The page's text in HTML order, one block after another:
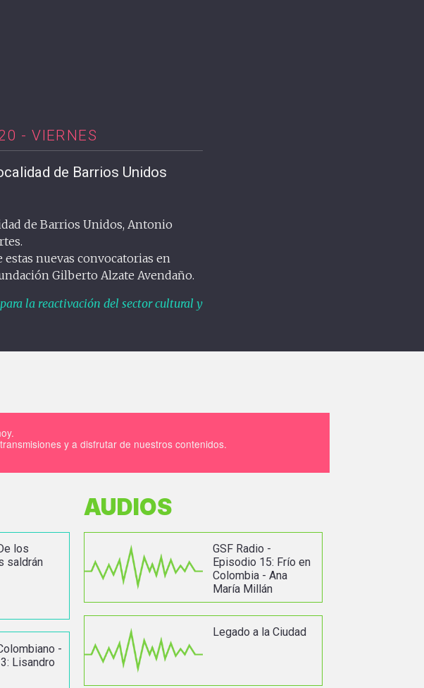
- VIERNES
de Barrios Unidos
de Barrios Unidos, Antonio
estas nuevas convocatorias en
Gilberto Alzate Avendaño.
la reactivación del sector cultural y
y a disfrutar de nuestros contenidos.
los
saldrán
-
Lisandro
AUDIOS
GSF Radio -
Episodio 15: Frío en
Colombia - Ana
María Millán
Legado a la Ciudad